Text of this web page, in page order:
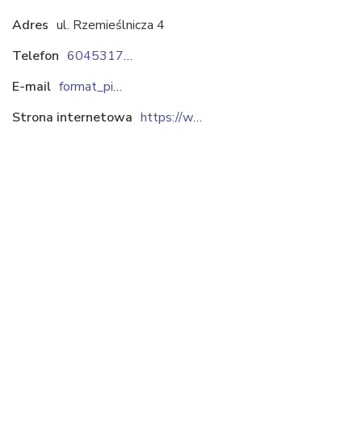
Adres ul. Rzemieślnicza 4
Telefon
604531769
E-mail
format_piotr@wp.pl
Strona internetowa
https://www.ppuformat.pl